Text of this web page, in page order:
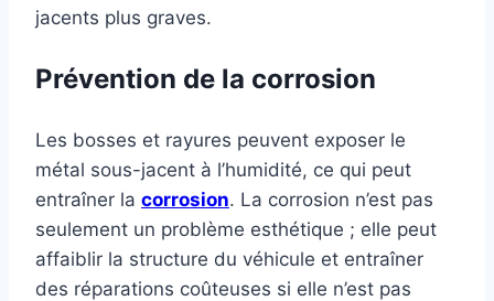
jacents plus graves.
Prévention de la corrosion
Les bosses et rayures peuvent exposer le
métal sous-jacent à l’humidité, ce qui peut
entraîner la corrosion. La corrosion n’est pas
seulement un problème esthétique ; elle peut
affaiblir la structure du véhicule et entraîner
des réparations coûteuses si elle n’est pas